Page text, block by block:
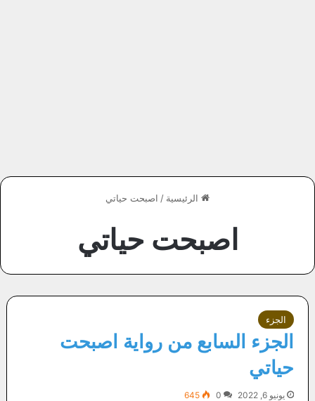
الرئيسية / اصبحت حياتي
اصبحت حياتي
الجزء
الجزء السابع من رواية اصبحت
حياتي
يونيو 6, 2022 0
645